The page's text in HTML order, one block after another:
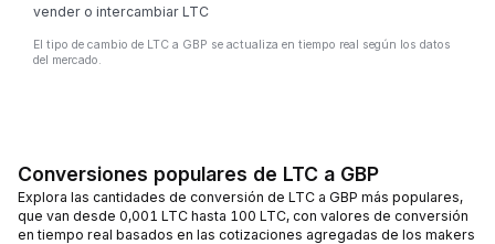
vender o intercambiar LTC
El tipo de cambio de LTC a GBP se actualiza en tiempo real según los datos
del mercado.
Conversiones populares de LTC a GBP
Explora las cantidades de conversión de LTC a GBP más populares,
que van desde 0,001 LTC hasta 100 LTC, con valores de conversión
en tiempo real basados en las cotizaciones agregadas de los makers